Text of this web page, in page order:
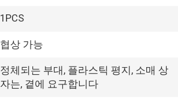
1PCS
협상 가능
정체되는 부대, 플라스틱 평지, 소매 상
자는, 곁에 요구합니다